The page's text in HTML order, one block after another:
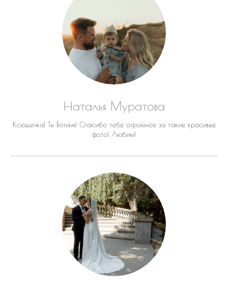
Наталья Муратова
Ксюшечка! Ты Богиня! Спасибо тебе огромное за такие красивые
фото! Любим!